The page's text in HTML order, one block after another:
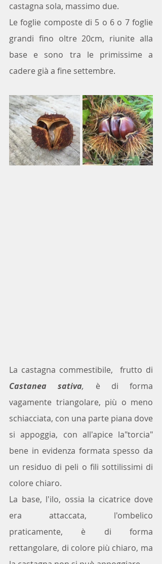
castagna sola, massimo due.
Le foglie composte di 5 o 6 o 7 foglie
grandi fino oltre 20cm, riunite alla
base e sono tra le primissime a
cadere già a fine settembre.
Castanea sativa,
è di forma
vagamente triangolare, più o meno
schiacciata, con una parte piana dove
si appoggia, con all'apice la"torcia"
bene in evidenza formata spesso da
un residuo di peli o fili sottilissimi di
colore chiaro.
La base, l'ilo, ossia la cicatrice dove
era attaccata, l'ombelico
praticamente, è di forma
rettangolare, di colore più chiaro, ma